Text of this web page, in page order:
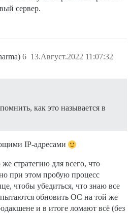
сервер.
13.Август.2022 11:07:32
6
как это называется в
IP-адресами
стратегию для всего, что
при этом пробую процесс
чтобы убедиться, что знаю все
обновить ОС на той же
и в итоге ломают всё (без